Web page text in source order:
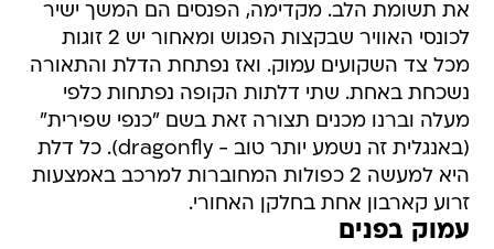
את תשומת הלב. מקדימה, הפנסים הם המשך ישיר
לכונסי האוויר שבקצות הפגוש ומאחור יש 2 זוגות
מכל צד השקועים עמוק. ואז נפתחת הדלת והתאורה
נשכחת באחת. שתי דלתות הקופה נפתחות כלפי
מעלה וברנו מכנים תצורה זאת בשם "כנפי שפירית"
(באנגלית זה נשמע יותר טוב - dragonfly). כל דלת
היא למעשה 2 כפולות המחוברות למרכב באמצעות
זרוע קארבון אחת בחלקן האחורי.
עמוק בפנים